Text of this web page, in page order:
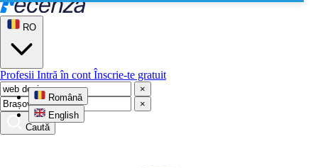
RO
Română
English
Profesii Intră în cont Înscrie-te gratuit
×
×
Caută